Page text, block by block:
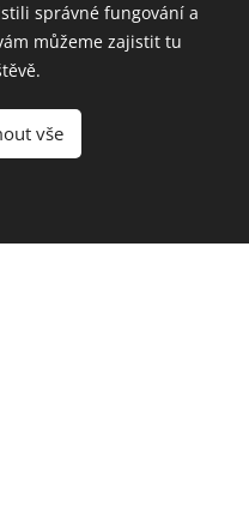
správné fungování a
můžeme zajistit tu
vše